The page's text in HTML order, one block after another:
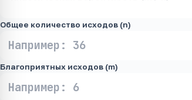
Общее количество исходов (n)
Благоприятных исходов (m)